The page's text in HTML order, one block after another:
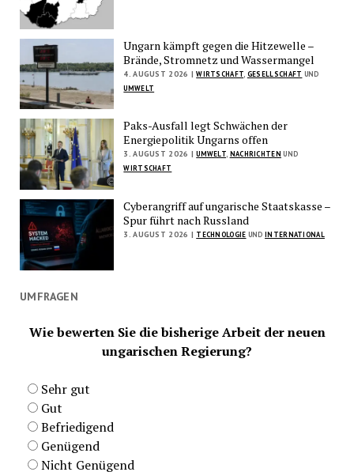
Ungarn kämpft gegen die Hitzewelle –
Brände, Stromnetz und Wassermangel
4. AUGUST 2026 | WIRTSCHAFT GESELLSCHAFT UND
UMWELT
Paks-Ausfall legt Schwächen der
Energiepolitik Ungarns offen
3. AUGUST 2026 | UMWELT, NACHRICHTEN UND
WIRTSCHAFT
Cyberangriff auf ungarische Staatskasse –
Spur führt nach Russland
3. AUGUST 2026 | TECHNOLOGIE UNDINTERNATIONAL
UMFRAGEN
Wie bewerten Sie die bisherige Arbeit der neuen
ungarischen Regierung?
Sehr gut
Gut
Befriedigend
Genügend
Nicht Genügend